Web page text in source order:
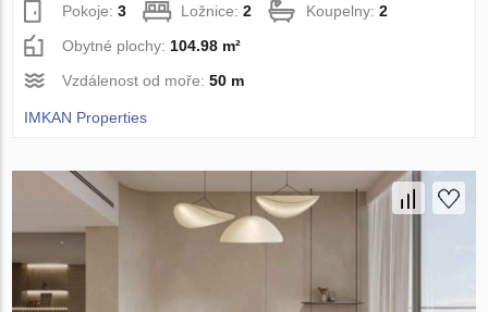
Pokoje:3 Ložnice:2 Koupelny:2
Obytné plochy: 104.98 m²
Vzdálenost od moře:50 m
IMKAN Properties